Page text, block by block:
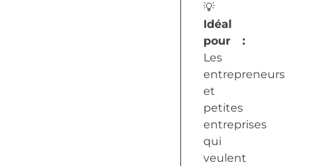
💡
Idéal
pour :
Les
entrepreneurs
et
petites
entreprises
qui
veulent